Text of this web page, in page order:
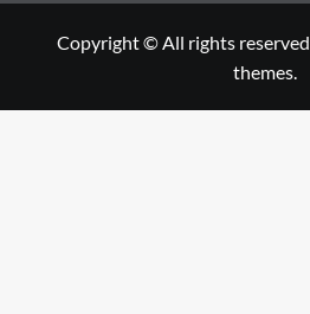
Copyright © All rights reserved.
themes.